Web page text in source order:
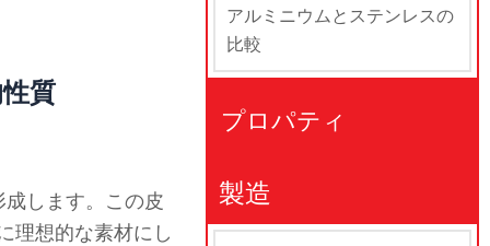
質
します。この皮
理想的な素材にし
アルミニウムとステンレスの
比較
プロパティ
製造